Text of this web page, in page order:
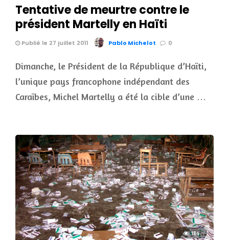
Tentative de meurtre contre le
président Martelly en Haïti
Publié le 27 juillet 2011 Pablo Michelot 0
Dimanche, le Président de la République d’Haïti,
l’unique pays francophone indépendant des
Caraïbes, Michel Martelly a été la cible d’une …
184